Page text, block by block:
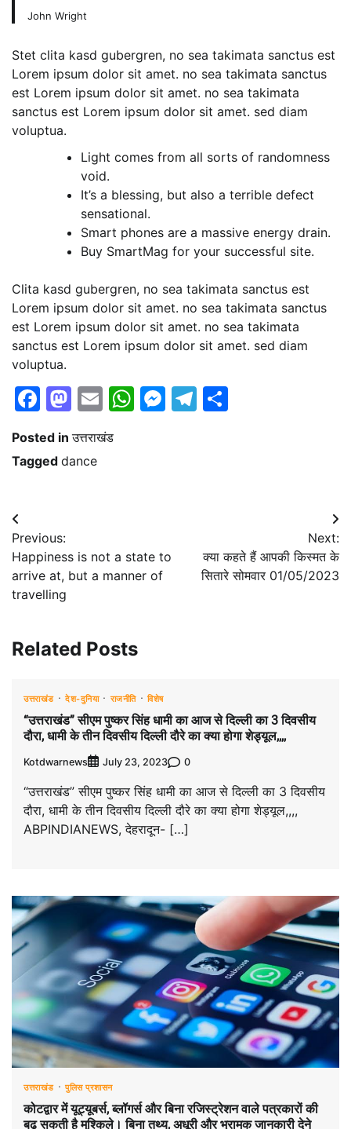
John Wright
Stet clita kasd gubergren, no sea takimata sanctus est
Lorem ipsum dolor sit amet. no sea takimata sanctus
est Lorem ipsum dolor sit amet. no sea takimata
sanctus est Lorem ipsum dolor sit amet. sed diam
voluptua.
Light comes from all sorts of randomness
void.
It’s a blessing, but also a terrible defect
sensational.
Smart phones are a massive energy drain.
Buy SmartMag for your successful site.
Clita kasd gubergren, no sea takimata sanctus est
Lorem ipsum dolor sit amet. no sea takimata sanctus
est Lorem ipsum dolor sit amet. no sea takimata
sanctus est Lorem ipsum dolor sit amet. sed diam
voluptua.
Facebook
Mastodon
EmailWhatsApp
Messenger
Telegram
Posted inउत्तराखंड
Tagged dance
Post
navigation
Previous:
Happiness is not a state to
arrive at, but a manner of
travelling
Next:
क्या कहते हैं आपकी किस्मत के
सितारे सोमवार 01/05/2023
Related Posts
उत्तराखंड देश-दुनिया राजनीति विशेष
“उत्तराखंड” सीएम पुष्कर सिंह धामी का आज से दिल्ली का 3 दिवसीय
दौरा, धामी के तीन दिवसीय दिल्ली दौरे का क्या होगा शेड्यूल,,,,
Kotdwarnews July 23, 2023 0
“उत्तराखंड” सीएम पुष्कर सिंह धामी का आज से दिल्ली का 3 दिवसीय
दौरा, धामी के तीन दिवसीय दिल्ली दौरे का क्या होगा शेड्यूल,,,,
ABPINDIANEWS, देहरादून- […]
उत्तराखंड पुलिस प्रशासन
कोटद्वार में यूट्यूबर्स, ब्लॉगर्स और बिना रजिस्ट्रेशन वाले पत्रकारों की
बढ़ सकती है मुश्किले। बिना तथ्य, अधूरी और भ्रामक जानकारी देने